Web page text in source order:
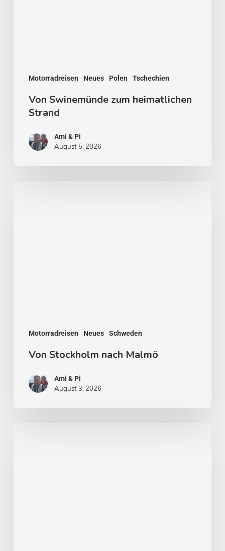
Motorradreisen Neues Polen Tschechien
Von Swinemünde zum heimatlichen
Strand
Ami & Pi
August 5, 2026
Motorradreisen Neues Schweden
Von Stockholm nach Malmö
Ami & Pi
August 3, 2026